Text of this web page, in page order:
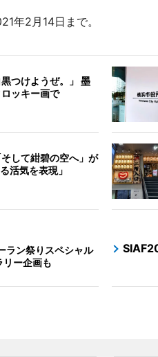
年2月14日まで。
つけようぜ。」 墨
ッキー画で
して紺碧の空へ」が
活気を表現」
ラン祭りスペシャル
リー企画も